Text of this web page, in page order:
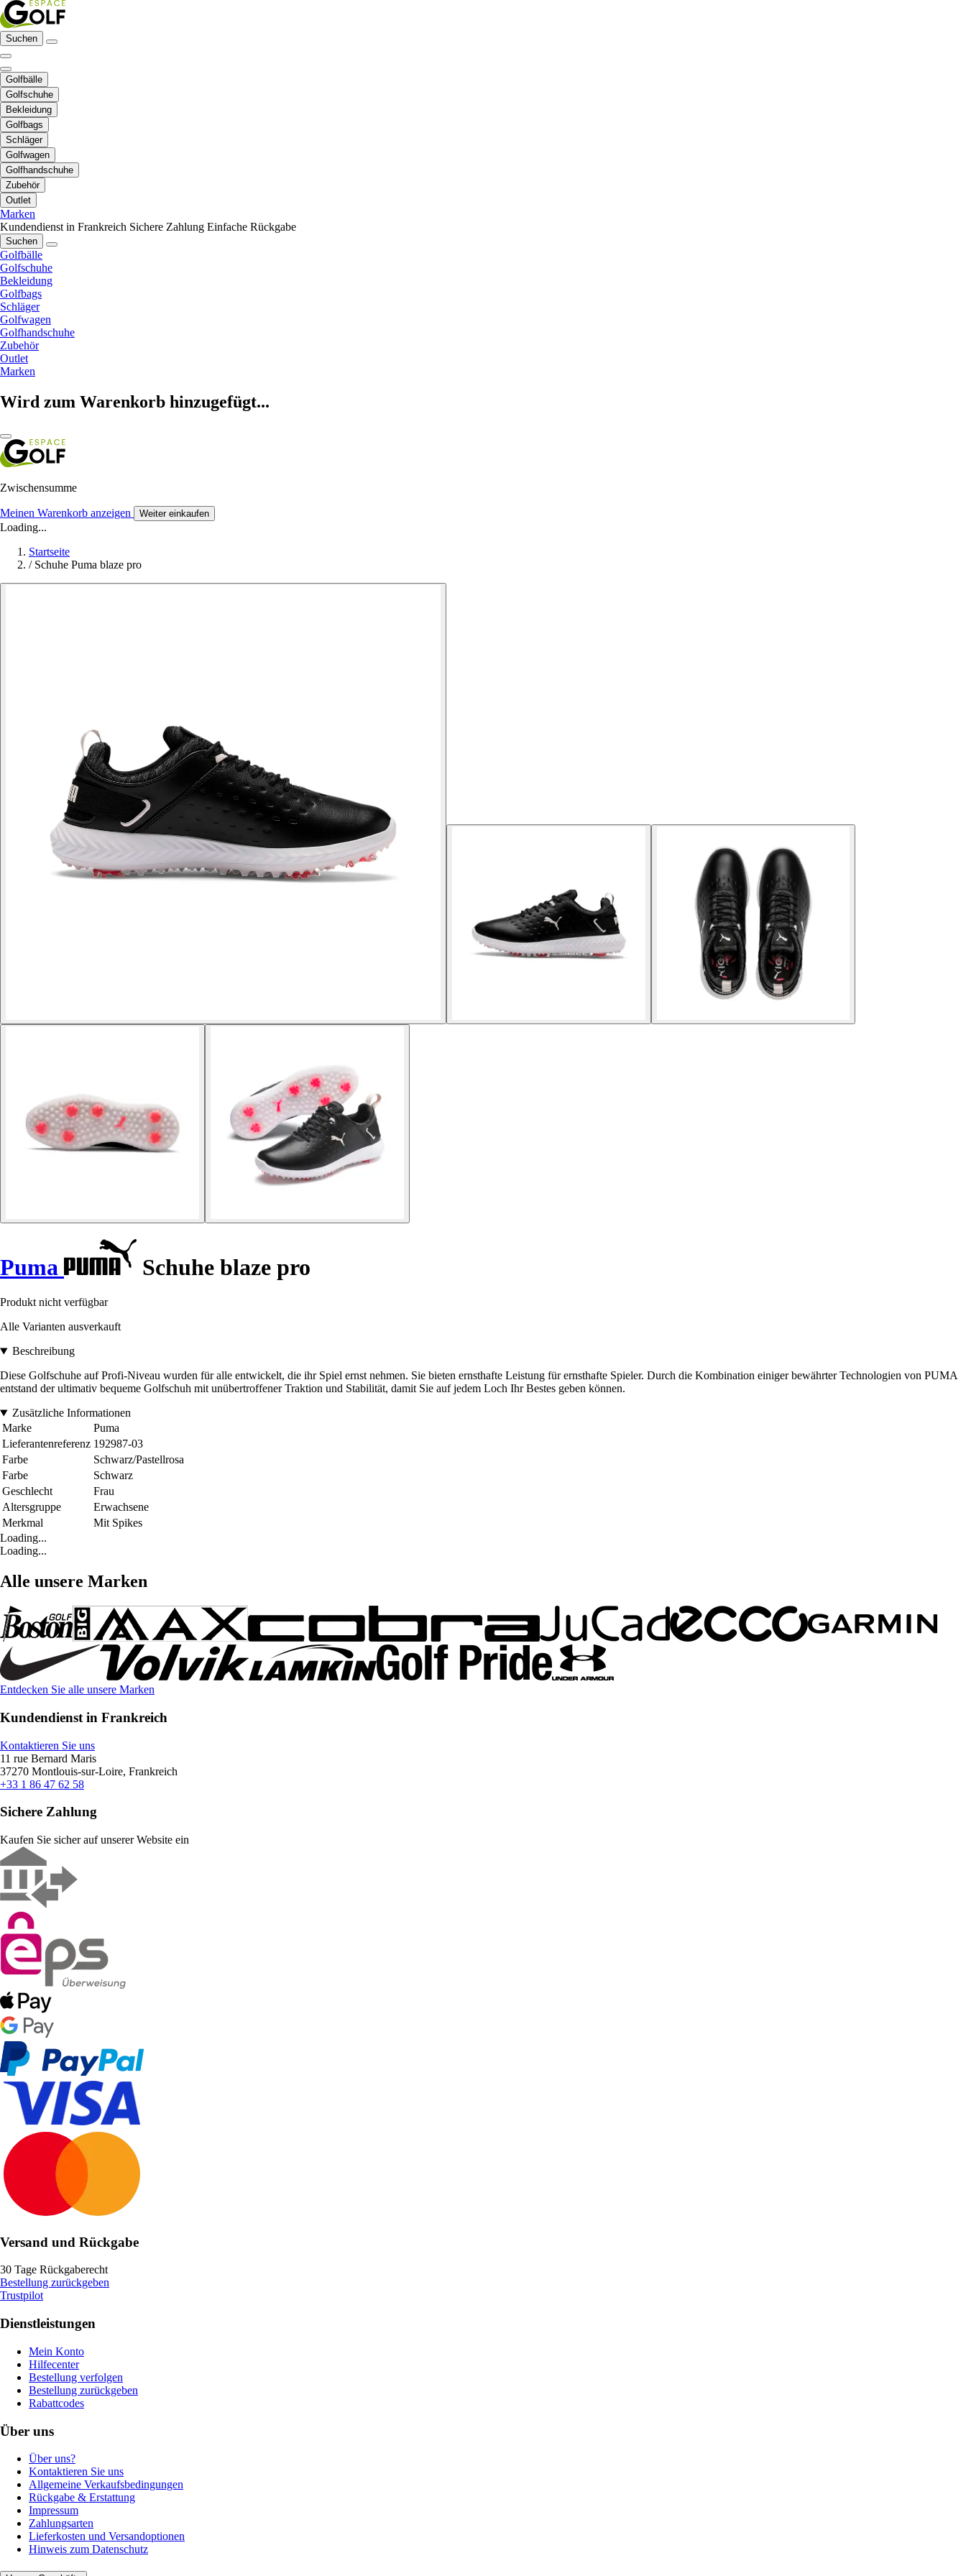
Suchen
Golfbälle
Golfschuhe
Bekleidung
Golfbags
Schläger
Golfwagen
Golfhandschuhe
Zubehör
Outlet
Marken
Kundendienst in Frankreich Sichere Zahlung Einfache Rückgabe
Suchen
Golfbälle
Golfschuhe
Bekleidung
Golfbags
Schläger
Golfwagen
Golfhandschuhe
Zubehör
Outlet
Marken
Wird zum Warenkorb hinzugefügt...
Zwischensumme
Meinen Warenkorb anzeigen Weiter einkaufen
Loading...
Startseite
/ Schuhe Puma blaze pro
Puma Schuhe blaze pro
Produkt nicht verfügbar
Alle Varianten ausverkauft
Beschreibung
Diese Golfschuhe auf Profi-Niveau wurden für alle entwickelt, die ihr Spiel ernst nehmen. Sie bieten ernsthafte Leistung für ernsthafte Spieler. Durch die Kombination einiger bewährter Technologien von PUMA
entstand der ultimativ bequeme Golfschuh mit unübertroffener Traktion und Stabilität, damit Sie auf jedem Loch Ihr Bestes geben können.
Zusätzliche Informationen
Marke
Puma
Lieferantenreferenz 192987-03
Farbe
Schwarz/Pastellrosa
Farbe
Schwarz
Geschlecht
Frau
Altersgruppe
Erwachsene
Merkmal
Mit Spikes
Loading...
Loading...
Alle unsere Marken
Entdecken Sie alle unsere Marken
Kundendienst in Frankreich
Kontaktieren Sie uns
11 rue Bernard Maris
37270 Montlouis-sur-Loire, Frankreich
+33 1 86 47 62 58
Sichere Zahlung
Kaufen Sie sicher auf unserer Website ein
Versand und Rückgabe
30 Tage Rückgaberecht
Bestellung zurückgeben
Trustpilot
Dienstleistungen
Mein Konto
Hilfecenter
Bestellung verfolgen
Bestellung zurückgeben
Rabattcodes
Über uns
Über uns?
Kontaktieren Sie uns
Allgemeine Verkaufsbedingungen
Rückgabe & Erstattung
Impressum
Zahlungsarten
Lieferkosten und Versandoptionen
Hinweis zum Datenschutz